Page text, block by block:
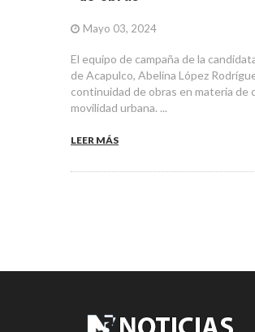
Mayo 03, 2024
El equipo de campaña de la
de Acapulco, Abelina López
continuidad de obras en materia de
movilidad urbana. ...
LEER MÁS